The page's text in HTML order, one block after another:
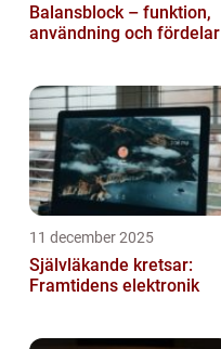
Balansblock – funktion,
användning och fördelar
11 december 2025
Självläkande kretsar:
Framtidens elektronik